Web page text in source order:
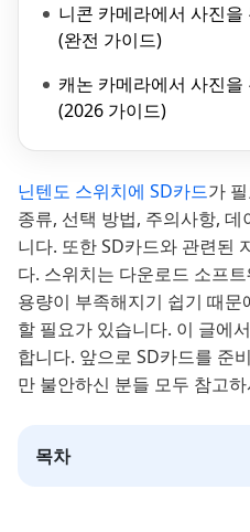
니콘 카메라에서 사진을
(완전 가이드)
캐논 카메라에서 사진을
(2026 가이드)
닌텐도 스위치에 SD카드가
종류, 선택 방법, 주의사항,
니다. 또한 SD카드와 관련된
다. 스위치는 다운로드 소프
용량이 부족해지기 쉽기 때
할 필요가 있습니다. 이 글에
합니다. 앞으로 SD카드를 준
만 불안하신 분들 모두 참고
목차